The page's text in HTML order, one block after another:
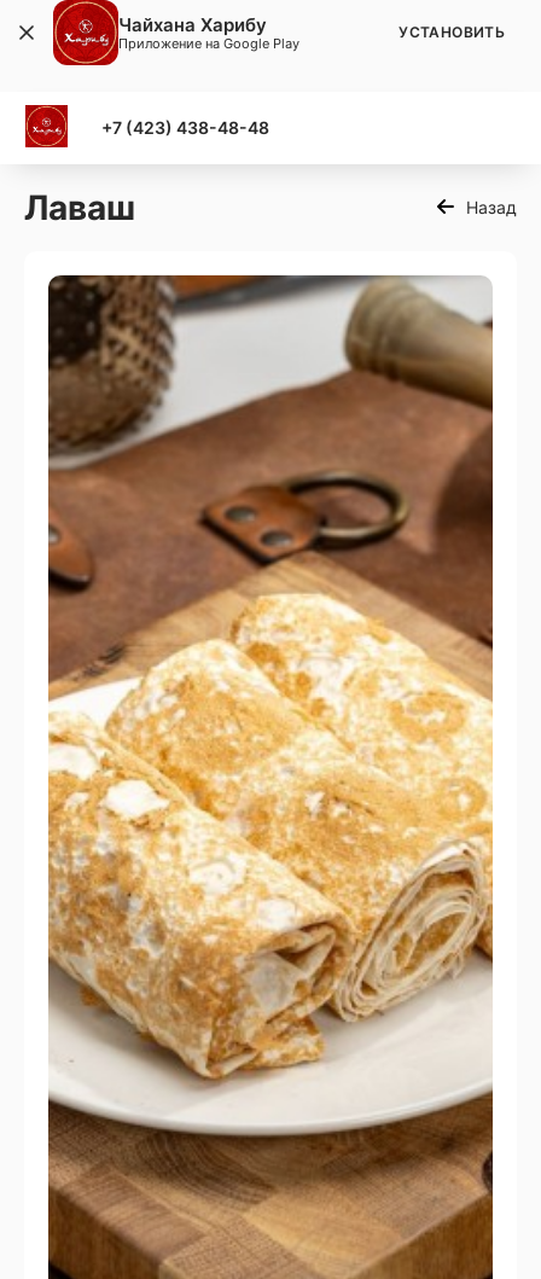
+7 (423) 438-48-48
Лаваш Назад
Чайхана Харибу
Приложение на Google Play
УСТАНОВИТЬ